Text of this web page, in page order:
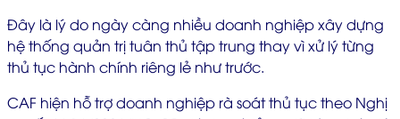
Đây là lý do ngày càng nhiều doanh nghiệp xây dựng
hệ thống quản trị tuân thủ tập trung thay vì xử lý từng
thủ tục hành chính riêng lẻ như trước.
CAF hiện hỗ trợ doanh nghiệp rà soát thủ tục theo Nghị